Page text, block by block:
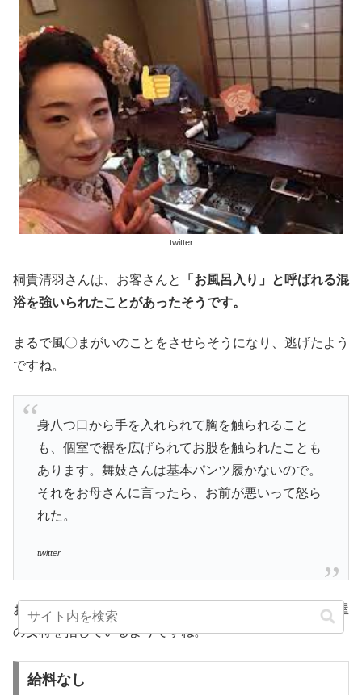
twitter
桐貴清羽さんは、お客さんと
「お風呂入り」と呼ばれる混
浴を強いられたことがあったそうです。
まるで風〇まがいのことをさせらそうになり、逃げたよう
ですね。
身八つ口から手を入れられて胸を触られること
も、個室で裾を広げられてお股を触られたことも
あります。舞妓さんは基本パンツ履かないので。
それをお母さんに言ったら、お前が悪いって怒ら
れた。
twitter
お母さんというのは、実の母ではなく、所属している置屋
の女将を指しているようですね。
給料なし